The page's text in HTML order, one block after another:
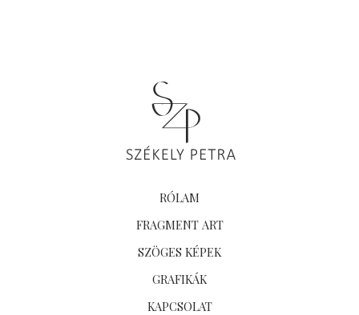
RÓLAM
FRAGMENT ART
SZÖGES KÉPEK
GRAFIKÁK
KAPCSOLAT